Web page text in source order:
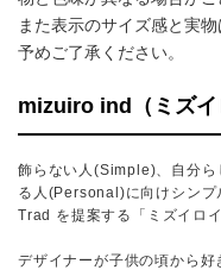
また表示のサイズ感と実
予めご了承ください。
mizuiro ind（ミズイ
飾らない人(Simple)、自分
る人(Personal)に向けシン
Trad を提案する「ミズイロイ
デザイナーが子供の頃から好